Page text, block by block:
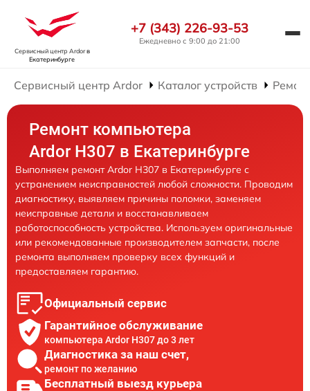
Сервисный центр Ardorв
Екатеринбурге
+7 (343) 226-93-53
Ежедневно с 9:00 до 21:00
Сервисный центр Ardor Каталог устройств
Ремонт компьютера
Ardor H307 в Екатеринбурге
Выполняем ремонт Ardor H307 в Екатеринбурге с
устранением неисправностей любой сложности. Проводим
диагностику, выявляем причины поломки, заменяем
неисправные детали и восстанавливаем
работоспособность устройства. Используем оригинальные
или рекомендованные производителем запчасти, после
ремонта выполняем проверку всех функций и
предоставляем гарантию.
Официальный сервис
Гарантийное обслуживание
компьютера Ardor H307 до 3 лет
Диагностика за наш счет,
ремонт по желанию
Бесплатный выезд курьера